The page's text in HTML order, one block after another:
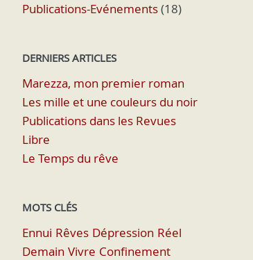
Publications-Evénements(18)
DERNIERS ARTICLES
Marezza, mon premier roman
Les mille et une couleurs du noir
Publications dans les Revues
Libre
Le Temps du rêve
MOTS CLÉS
Ennui Rêves Dépression Réel
Demain Vivre Confinement